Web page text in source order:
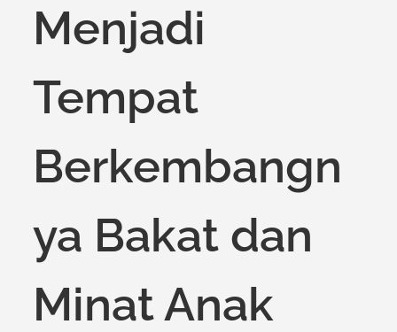
Menjadi
Tempat
Berkembangn
ya Bakat dan
Minat Anak